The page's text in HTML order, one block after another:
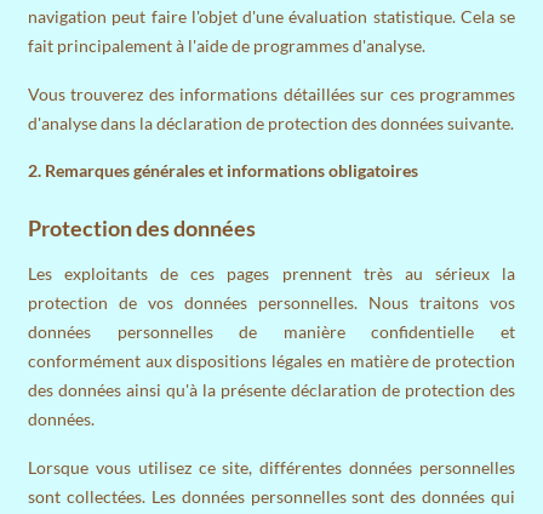
navigation peut faire l'objet d'une évaluation statistique. Cela se
fait principalement à l'aide de programmes d'analyse.
Vous trouverez des informations détaillées sur ces programmes
d'analyse dans la déclaration de protection des données suivante.
2. Remarques générales et informations obligatoires
Protection des données
Les exploitants de ces pages prennent très au sérieux la
protection de vos données personnelles. Nous traitons vos
données personnelles de manière confidentielle et
conformément aux dispositions légales en matière de protection
des données ainsi qu'à la présente déclaration de protection des
données.
Lorsque vous utilisez ce site, différentes données personnelles
sont collectées. Les données personnelles sont des données qui